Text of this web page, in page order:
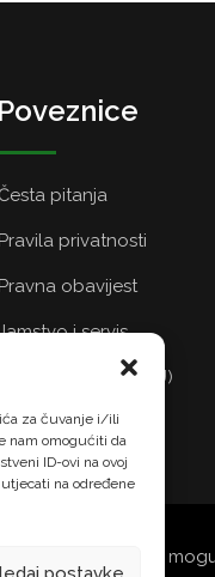
za čuvanje i/ili
nam omogućiti da
ID-ovi na ovoj
na određene
Poveznice
pitanja
Pravila privatnosti
Pravna obavijest
i servis
Politika kolačića (EU)
| U našoj trgovini